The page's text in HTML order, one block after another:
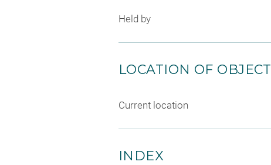
Held by
LOCATION OF OBJECT
Current location
INDEX